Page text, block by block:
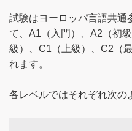
試験はヨーロッパ言語共通
て、A1（入門）、A2（初
級）、C1（上級）、C2（
れます。
各レベルではそれぞれ次の